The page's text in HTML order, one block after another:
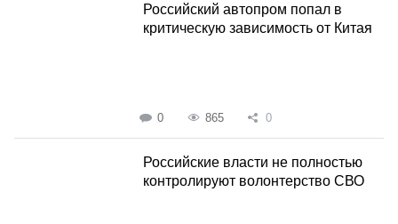
Российский автопром попал в
критическую зависимость от Китая
0 865 0
Российские власти не полностью
контролируют волонтерство СВО